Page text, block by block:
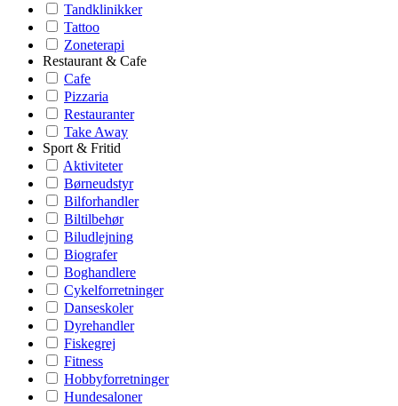
Tandklinikker
Tattoo
Zoneterapi
Restaurant & Cafe
Cafe
Pizzaria
Restauranter
Take Away
Sport & Fritid
Aktiviteter
Børneudstyr
Bilforhandler
Biltilbehør
Biludlejning
Biografer
Boghandlere
Cykelforretninger
Danseskoler
Dyrehandler
Fiskegrej
Fitness
Hobbyforretninger
Hundesaloner